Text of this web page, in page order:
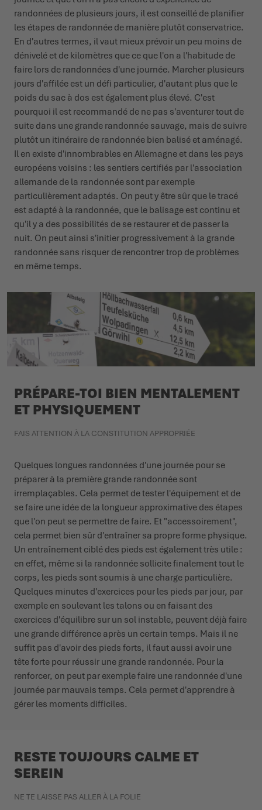
randonnées de plusieurs jours, il est conseillé de planifier
les étapes de randonnée de manière plutôt conservatrice.
En d'autres termes, il vaut mieux prévoir un peu moins de
dénivelé et de kilomètres que ce que l'on a l'habitude de
faire lors de randonnées d'une journée. Marcher plusieurs
jours d'affilée est un défi particulier, d'autant plus que le
poids du sac à dos est également plus élevé. C'est
pourquoi il est recommandé de ne pas s'aventurer tout de
suite dans une grande randonnée sauvage, mais de suivre
plutôt un itinéraire de randonnée bien balisé et aménagé.
Il en existe d'innombrables en Allemagne et dans les pays
européens voisins : les sentiers certifiés par l'association
allemande de la randonnée sont par exemple
particulièrement adaptés. On peut y être sûr que le tracé
est adapté à la randonnée, que le balisage est continu et
qu'il y a des possibilités de se restaurer et de passer la
nuit. On peut ainsi s'initier progressivement à la grande
randonnée sans risquer de rencontrer trop de problèmes
en même temps.
PRÉPARE-TOI BIEN MENTALEMENT
ET PHYSIQUEMENT
FAIS ATTENTION À LA CONSTITUTION APPROPRIÉE
Quelques longues randonnées d'une journée pour se
préparer à la première grande randonnée sont
irremplaçables. Cela permet de tester l'équipement et de
se faire une idée de la longueur approximative des étapes
que l'on peut se permettre de faire. Et "accessoirement",
cela permet bien sûr d'entraîner sa propre forme physique.
Un entraînement ciblé des pieds est également très utile :
en effet, même si la randonnée sollicite finalement tout le
corps, les pieds sont soumis à une charge particulière.
Quelques minutes d'exercices pour les pieds par jour, par
exemple en soulevant les talons ou en faisant des
exercices d'équilibre sur un sol instable, peuvent déjà faire
une grande différence après un certain temps. Mais il ne
suffit pas d'avoir des pieds forts, il faut aussi avoir une
tête forte pour réussir une grande randonnée. Pour la
renforcer, on peut par exemple faire une randonnée d'une
journée par mauvais temps. Cela permet d'apprendre à
gérer les moments difficiles.
RESTE TOUJOURS CALME ET
SEREIN
NE TE LAISSE PAS ALLER À LA FOLIE